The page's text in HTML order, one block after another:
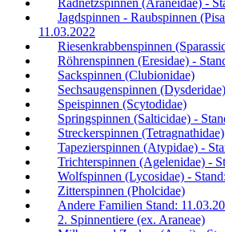
Jagdspinnen - Raubspinnen
11.03.2022
Riesenkrabbenspinnen
Röhrenspinnen (Eresidae) -
Sackspinnen (Clubionidae)
Sechsaugenspinnen (Dysderidae)
Speispinnen (Scytodidae)
Springspinnen (Salticidae) -
Streckerspinnen (Tetragnathidae)
Tapezierspinnen (Atypidae) -
Trichterspinnen (Agelenidae) -
Wolfspinnen (Lycosidae) -
Zitterspinnen (Pholcidae)
Andere Familien Stand:
2. Spinnentiere (ex. Araneae)